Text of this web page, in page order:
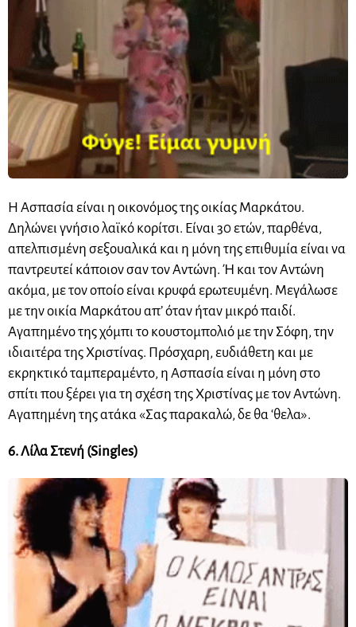
Η Ασπασία είναι η οικονόμος της οικίας Μαρκάτου.
Δηλώνει γνήσιο λαϊκό κορίτσι. Είναι 30 ετών, παρθένα,
απελπισμένη σεξουαλικά και η μόνη της επιθυμία είναι να
παντρευτεί κάποιον σαν τον Αντώνη. Ή και τον Αντώνη
ακόμα, με τον οποίο είναι κρυφά ερωτευμένη. Μεγάλωσε
με την οικία Μαρκάτου απ’ όταν ήταν μικρό παιδί.
Αγαπημένο της χόμπι το κουστομπολιό με την Σόφη, την
ιδιαιτέρα της Χριστίνας. Πρόσχαρη, ευδιάθετη και με
εκρηκτικό ταμπεραμέντο, η Ασπασία είναι η μόνη στο
σπίτι που ξέρει για τη σχέση της Χριστίνας με τον Αντώνη.
Αγαπημένη της ατάκα «Σας παρακαλώ, δε θα ‘θελα».
6. Λίλα Στενή (Singles)